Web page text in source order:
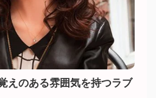
えのある雰囲気を持つラブ